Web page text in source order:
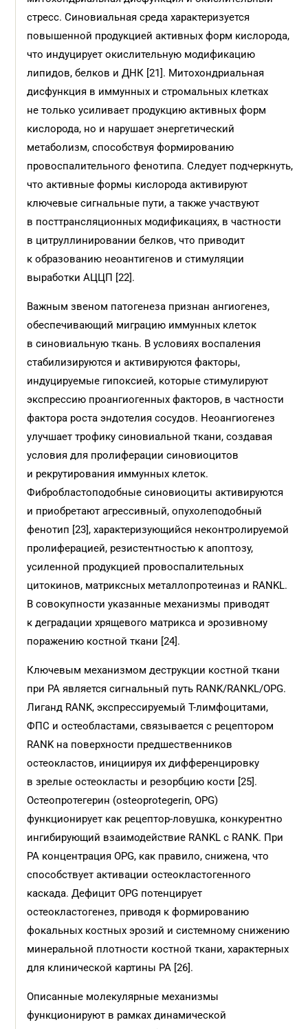
стресс. Синовиальная среда характеризуется
повышенной продукцией активных форм кислорода,
что индуцирует окислительную модификацию
липидов, белков и ДНК [21]. Митохондриальная
дисфункция в иммунных и стромальных клетках
не только усиливает продукцию активных форм
кислорода, но и нарушает энергетический
метаболизм, способствуя формированию
провоспалительного фенотипа. Следует подчеркнуть,
что активные формы кислорода активируют
ключевые сигнальные пути, а также участвуют
в посттрансляционных модификациях, в частности
в цитруллинировании белков, что приводит
к образованию неоантигенов и стимуляции
выработки АЦЦП [22].
Важным звеном патогенеза признан ангиогенез,
обеспечивающий миграцию иммунных клеток
в синовиальную ткань. В условиях воспаления
стабилизируются и активируются факторы,
индуцируемые гипоксией, которые стимулируют
экспрессию проангиогенных факторов, в частности
фактора роста эндотелия сосудов. Неоангиогенез
улучшает трофику синовиальной ткани, создавая
условия для пролиферации синовиоцитов
и рекрутирования иммунных клеток.
Фибробластоподобные синовиоциты активируются
и приобретают агрессивный, опухолеподобный
фенотип [23], характеризующийся неконтролируемой
пролиферацией, резистентностью к апоптозу,
усиленной продукцией провоспалительных
цитокинов, матриксных металлопротеиназ и RANKL.
В совокупности указанные механизмы приводят
к деградации хрящевого матрикса и эрозивному
поражению костной ткани [24].
Ключевым механизмом деструкции костной ткани
при РА является сигнальный путь RANK/RANKL/OPG.
Лиганд RANK, экспрессируемый Т-лимфоцитами,
ФПС и остеобластами, связывается с рецептором
RANK на поверхности предшественников
остеокластов, инициируя их дифференцировку
в зрелые остеокласты и резорбцию кости [25].
Остеопротегерин (osteoprotegerin, OPG)
функционирует как рецептор-ловушка, конкурентно
ингибирующий взаимодействие RANKL с RANK. При
РА концентрация OPG, как правило, снижена, что
способствует активации остеокластогенного
каскада. Дефицит OPG потенцирует
остеокластогенез, приводя к формированию
фокальных костных эрозий и системному снижению
минеральной плотности костной ткани, характерных
для клинической картины РА [26].
Описанные молекулярные механизмы
функционируют в рамках динамической